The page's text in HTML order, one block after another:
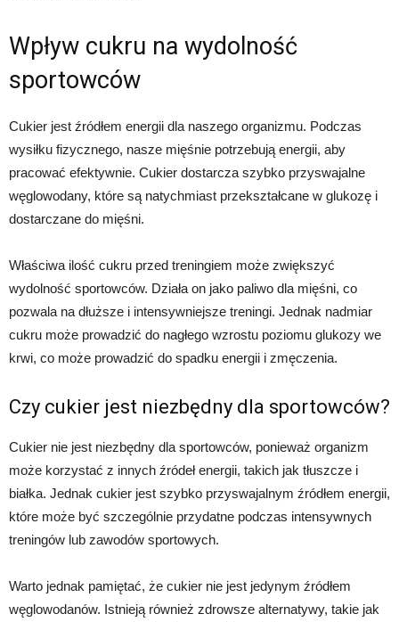
Wpływ cukru na wydolność
sportowców
Cukier jest źródłem energii dla naszego organizmu. Podczas
wysiłku fizycznego, nasze mięśnie potrzebują energii, aby
pracować efektywnie. Cukier dostarcza szybko przyswajalne
węglowodany, które są natychmiast przekształcane w glukozę i
dostarczane do mięśni.
Właściwa ilość cukru przed treningiem może zwiększyć
wydolność sportowców. Działa on jako paliwo dla mięśni, co
pozwala na dłuższe i intensywniejsze treningi. Jednak nadmiar
cukru może prowadzić do nagłego wzrostu poziomu glukozy we
krwi, co może prowadzić do spadku energii i zmęczenia.
Czy cukier jest niezbędny dla sportowców?
Cukier nie jest niezbędny dla sportowców, ponieważ organizm
może korzystać z innych źródeł energii, takich jak tłuszcze i
białka. Jednak cukier jest szybko przyswajalnym źródłem energii,
które może być szczególnie przydatne podczas intensywnych
treningów lub zawodów sportowych.
Warto jednak pamiętać, że cukier nie jest jedynym źródłem
węglowodanów. Istnieją również zdrowsze alternatywy, takie jak